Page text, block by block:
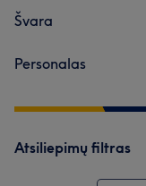
Švara
Personalas
Atsiliepimų filtras